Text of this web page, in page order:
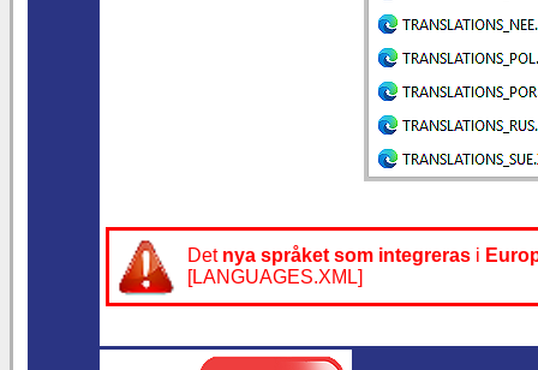
Det nya språket som integreras i
[LANGUAGES.XML]